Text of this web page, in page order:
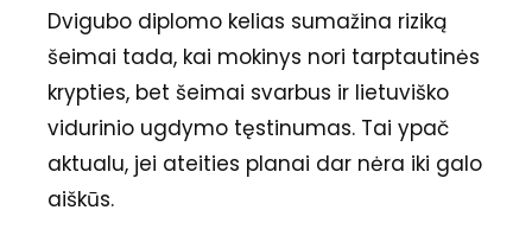
Dvigubo diplomo kelias sumažina riziką
šeimai tada, kai mokinys nori tarptautinės
krypties, bet šeimai svarbus ir lietuviško
vidurinio ugdymo tęstinumas. Tai ypač
aktualu, jei ateities planai dar nėra iki galo
aiškūs.